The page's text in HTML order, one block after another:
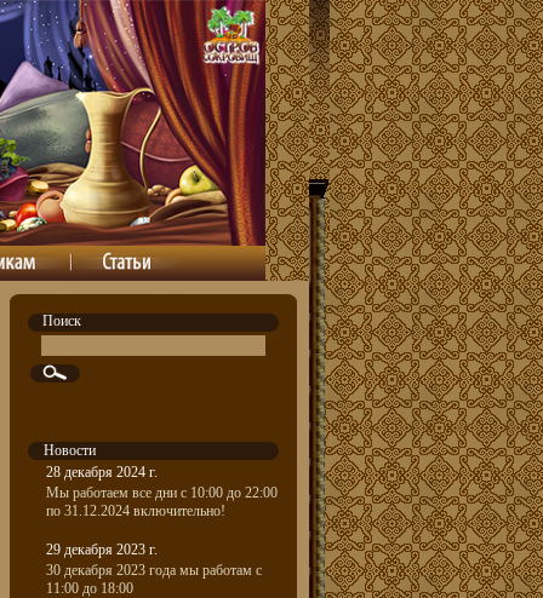
Поиск
Новости
28 декабря 2024 г.
Мы работаем все дни с 10:00 до 22:00
по 31.12.2024 включительно!
29 декабря 2023 г.
30 декабря 2023 года мы работам с
11:00 до 18:00